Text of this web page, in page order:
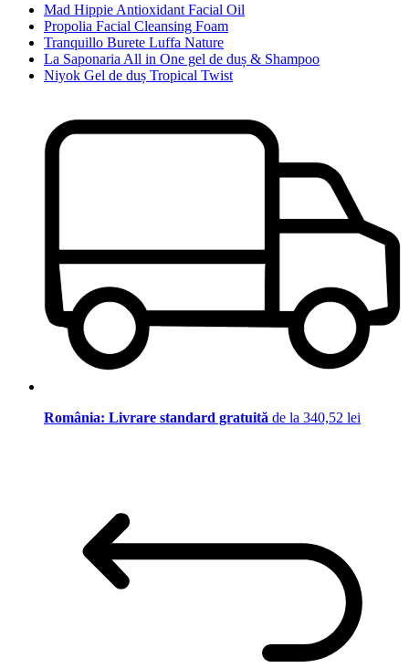
Mad Hippie Antioxidant Facial Oil
Propolia Facial Cleansing Foam
Tranquillo Burete Luffa Nature
La Saponaria All in One gel de duș & Shampoo
Niyok Gel de duș Tropical Twist
România: Livrare standard gratuită de la 340,52 lei